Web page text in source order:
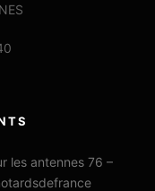
les antennes 76 –